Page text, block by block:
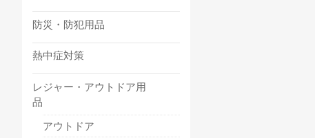
防災・防犯用品
熱中症対策
レジャー・アウトドア用
品
アウトドア